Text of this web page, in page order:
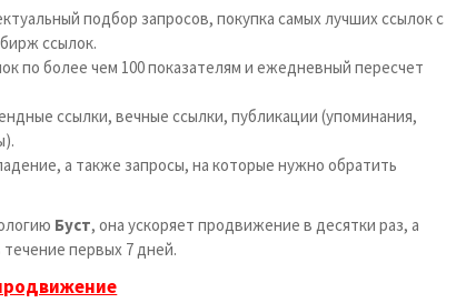
подбор запросов, покупка самых лучших ссылок с
ссылок.
по более чем 100 показателям и ежедневный пересчет
ссылки, вечные ссылки, публикации (упоминания,
а также запросы, на которые нужно обратить
Буст, она ускоряет продвижение в десятки раз, а
первых 7 дней.